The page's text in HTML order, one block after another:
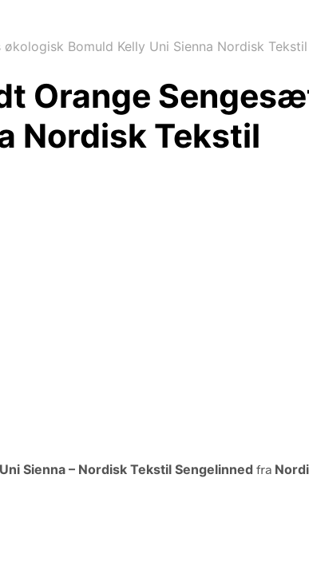
Bomuld Kelly Uni Sienna Nordisk
Orange
Nordisk Tekstil
Sienna – Nordisk Tekstil Sengelinned fra